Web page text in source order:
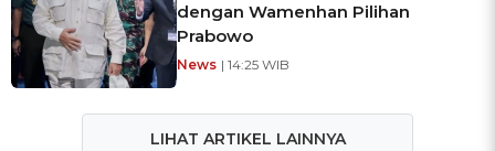
dengan Wamenhan Pilihan
Prabowo
News | 14:25 WIB
LIHAT ARTIKEL LAINNYA